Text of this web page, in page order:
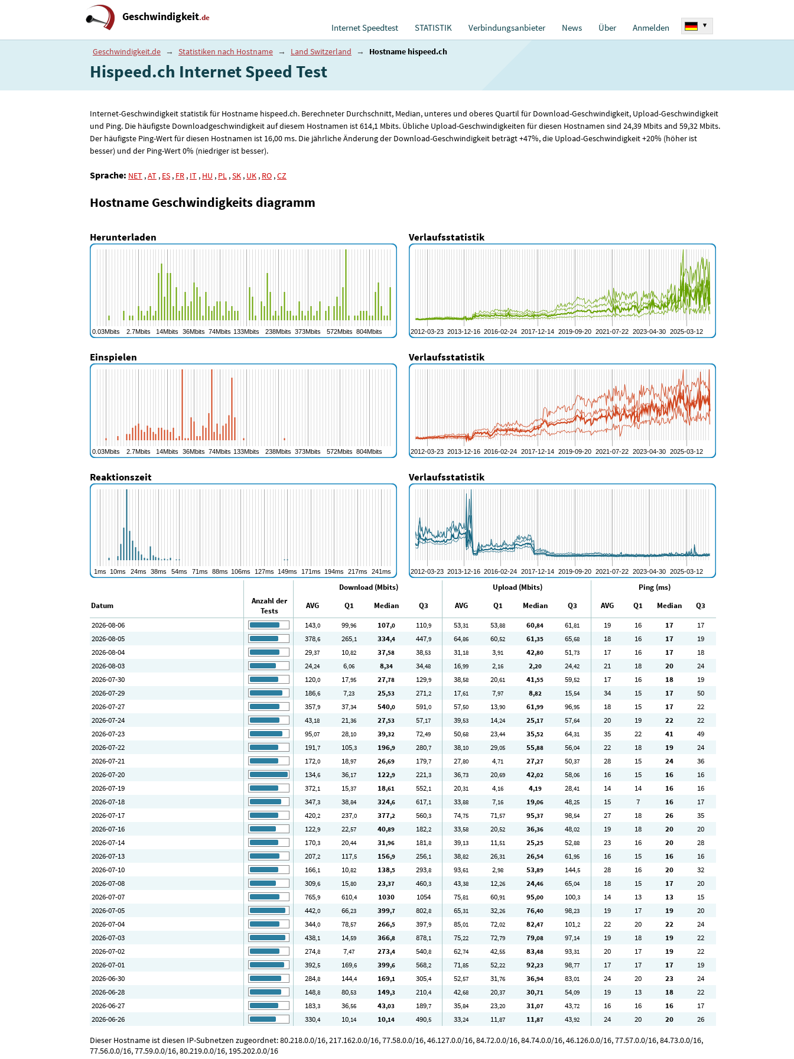
Geschwindigkeit.de
Internet Speedtest STATISTIK Verbindungsanbieter News Über Anmelden ▾
Geschwindigkeit.de → Statistiken nach Hostname → Land Switzerland → Hostname hispeed.ch
Hispeed.ch Internet Speed ​​Test
Internet-Geschwindigkeit statistik für Hostname hispeed.ch. Berechneter Durchschnitt, Median, unteres und oberes Quartil für Download-Geschwindigkeit, Upload-Geschwindigkeit
und Ping. Die häufigste Downloadgeschwindigkeit auf diesem Hostnamen ist 614,1 Mbits. Übliche Upload-Geschwindigkeiten für diesen Hostnamen sind 24,39 Mbits and 59,32 Mbits.
Der häufigste Ping-Wert für diesen Hostnamen ist 16,00 ms. Die jährliche Änderung der Download-Geschwindigkeit beträgt +47%, die Upload-Geschwindigkeit +20% (höher ist
besser) und der Ping-Wert 0% (niedriger ist besser).
Sprache: NET ,AT , ES , FR , IT , HU , PL ,SK , UK , RO ,CZ
Hostname Geschwindigkeits diagramm
Herunterladen Verlaufsstatistik
Einspielen Verlaufsstatistik
Reaktionszeit Verlaufsstatistik
Download (Mbits) Upload (Mbits)
Ping (ms)
Datum
Anzahl der
Tests
AVG Q1 Median Q3 AVG Q1 Median Q3 AVG Q1 Median
Q3
2026-08-06
143,0 99,96 107,0 110,9 53,31 53,88 60,84 61,81 19 16 17
17
2026-08-05
378,6 265,1 334,4 447,9 64,86 60,52 61,35 65,68 18 16 17
19
2026-08-04
29,37 10,82 37,58 38,53 31,18 3,91 42,80 51,73 17 16 17
18
2026-08-03
24,24 6,06 8,34 34,48 16,99 2,16 2,20 24,42 21 18 20
24
2026-07-30
120,0 17,95 27,78 129,9 38,58 20,61 41,55 59,52 17 16 18
19
2026-07-29
186,6 7,23 25,53 271,2 17,61 7,97 8,82 15,54 34 15 17
50
2026-07-27
357,9 37,34 540,0 591,0 57,50 13,90 61,99 96,95 18 15 17
22
2026-07-24
43,18 21,36 27,53 57,17 39,53 14,24 25,17 57,64 20 19 22
22
2026-07-23
95,07 28,10 39,32 72,49 50,68 23,44 35,52 64,31 35 22 41
49
2026-07-22
191,7 105,3 196,9 280,7 38,10 29,05 55,88 56,04 22 18 19
24
2026-07-21
172,0 18,97 26,69 179,7 27,80 4,71 27,27 50,37 28 15 24
36
2026-07-20
134,6 36,17 122,9 221,3 36,73 20,69 42,02 58,06 16 15 16
16
2026-07-19
372,1 15,37 18,61 552,1 20,31 4,16 4,19 28,41 14 14 16
16
2026-07-18
347,3 38,84 324,6 617,1 33,88 7,16 19,06 48,25 15 7 16
17
2026-07-17
420,2 237,0 377,2 560,3 74,75 71,57 95,37 98,54 27 18 26
35
2026-07-16
122,9 22,57 40,89 182,2 33,58 20,52 36,36 48,02 19 18 20
20
2026-07-14
170,3 20,44 31,96 181,8 39,13 11,51 25,25 52,88 23 16 20
28
2026-07-13
207,2 117,5 156,9 256,1 38,82 26,31 26,54 61,95 16 15 16
16
2026-07-10
166,1 10,82 138,5 293,8 93,61 2,98 53,89 144,5 28 16 20
32
2026-07-08
309,6 15,80 23,37 460,3 43,38 12,26 24,46 65,04 18 15 17
20
2026-07-07
765,9 610,4 1030 1054 75,81 60,91 95,00 100,3 14 13 13
15
2026-07-05
442,0 66,23 399,7 802,8 65,31 32,26 76,40 98,23 19 17 19
20
2026-07-04
344,0 78,57 266,5 397,9 85,01 72,02 82,47 101,2 22 20 22
24
2026-07-03
438,1 14,59 366,8 878,1 75,22 72,79 79,08 97,14 19 18 19
22
2026-07-02
274,8 7,47 273,4 540,8 62,74 42,55 83,48 93,31 20 17 19
22
2026-07-01
392,5 169,6 399,6 568,2 71,85 52,22 92,23 98,77 17 17 17
19
2026-06-30
284,8 144,4 169,1 305,4 52,57 31,76 36,94 83,01 24 20 23
24
2026-06-28
148,8 80,53 149,3 210,4 42,68 20,37 30,71 54,09 19 13 18
22
2026-06-27
183,3 36,56 43,03 189,7 35,84 23,20 31,07 43,72 16 16 16
17
2026-06-26
330,4 10,14 10,14 490,5 33,24 11,87 11,87 43,92 24 20 20 26
Dieser Hostname ist diesen IP-Subnetzen zugeordnet: 80.218.0.0/16, 217.162.0.0/16, 77.58.0.0/16, 46.127.0.0/16, 84.72.0.0/16, 84.74.0.0/16, 46.126.0.0/16, 77.57.0.0/16, 84.73.0.0/16,
77.56.0.0/16, 77.59.0.0/16, 80.219.0.0/16, 195.202.0.0/16